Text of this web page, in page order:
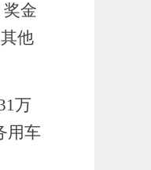
奖金
他
万
用车